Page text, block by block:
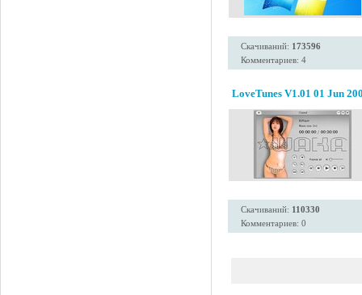
Скачиваний: 173596
Комментариев: 4
LoveTunes V1.01 01 Jun
Скачиваний: 110330
Комментариев: 0